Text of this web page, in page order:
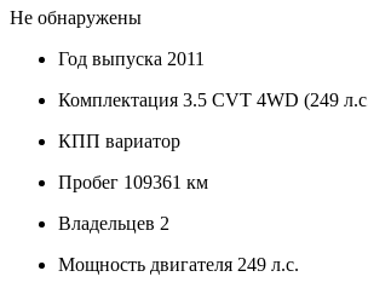
Не обнаружены
Год выпуска 2011
Комплектация 3.5 CVT 4WD (249
КПП вариатор
Пробег 109361 км
Владельцев 2
Мощность двигателя 249 л.с.